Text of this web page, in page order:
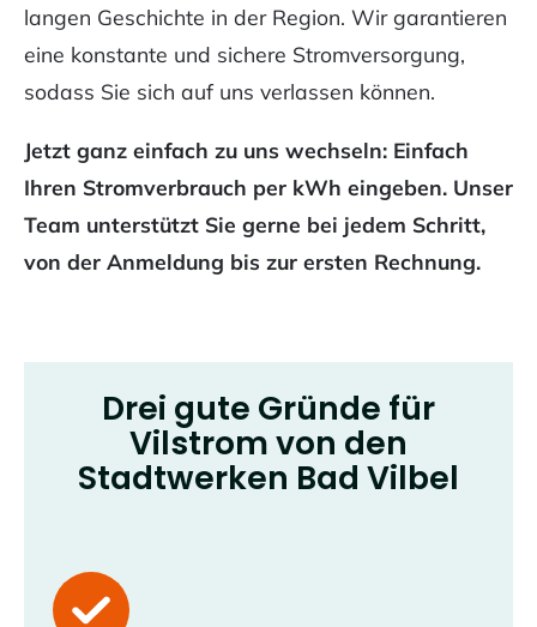
langen Geschichte in der Region. Wir garantieren
eine konstante und sichere Stromversorgung,
sodass Sie sich auf uns verlassen können.
Jetzt ganz einfach zu uns wechseln: Einfach
Ihren Stromverbrauch per kWh eingeben. Unser
Team unterstützt Sie gerne bei jedem Schritt,
von der Anmeldung bis zur ersten Rechnung.
Drei gute Gründe für
Vilstrom von den
Stadtwerken Bad Vilbel